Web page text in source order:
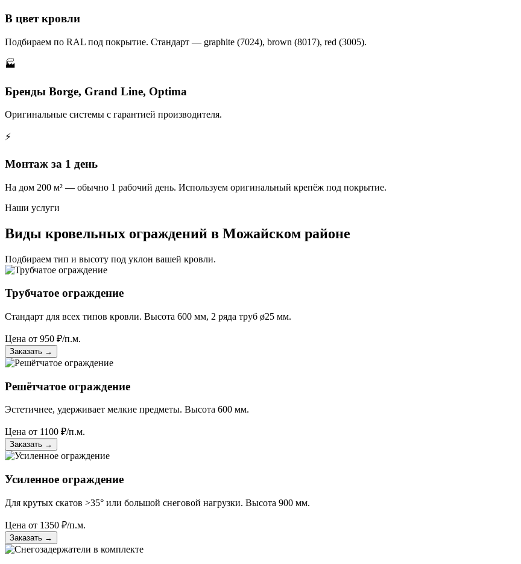
В цвет кровли
Подбираем по RAL под покрытие. Стандарт — graphite (7024), brown (8017), red (3005).
🏭
Бренды Borge, Grand Line, Optima
Оригинальные системы с гарантией производителя.
⚡
Монтаж за 1 день
На дом 200 м² — обычно 1 рабочий день. Используем оригинальный крепёж под покрытие.
Наши услуги
Виды кровельных ограждений в Можайском районе
Подбираем тип и высоту под уклон вашей кровли.
Трубчатое ограждение
Стандарт для всех типов кровли. Высота 600 мм, 2 ряда труб ø25 мм.
Цена от 950 ₽/п.м.
Заказать →
Решётчатое ограждение
Эстетичнее, удерживает мелкие предметы. Высота 600 мм.
Цена от 1100 ₽/п.м.
Заказать →
Усиленное ограждение
Для крутых скатов >35° или большой снеговой нагрузки. Высота 900 мм.
Цена от 1350 ₽/п.м.
Заказать →